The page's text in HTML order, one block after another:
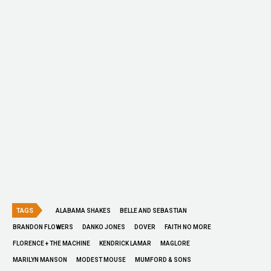
TAGS ALABAMA SHAKES BELLE AND SEBASTIAN
BRANDON FLOWERS DANKO JONES DOVER FAITH NO MORE
FLORENCE + THE MACHINE KENDRICK LAMAR MAGLORE
MARILYN MANSON MODEST MOUSE MUMFORD & SONS